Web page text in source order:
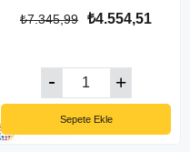
₺4.554,51
₺7.345,99
Sepete Ekle